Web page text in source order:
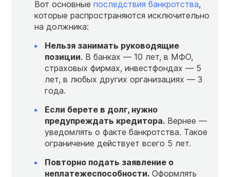
Вот основные последствия банкротства,
которые распространяются исключительно
на должника:
Нельзя занимать руководящие
позиции. В банках — 10 лет, в МФО,
страховых фирмах, инвестфондах — 5
лет, в любых других организациях — 3
года.
Если берете в долг, нужно
предупреждать кредитора. Вернее —
уведомлять о факте банкротства. Такое
ограничение действует всего 5 лет.
Повторно подать заявление о
неплатежеспособности. Оформлять